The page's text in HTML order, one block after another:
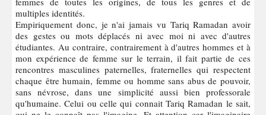
multiples identités.
Empiriquement donc, je n'ai jamais vu Tariq Ramadan avoir
des gestes ou mots déplacés ni avec moi ni avec d'autres
étudiantes. Au contraire, contrairement à d'autres hommes et à
mon expérience de femme sur le terrain, il fait partie de ces
rencontres masculines paternelles, fraternelles qui respectent
chaque être humain, femme ou homme sans abus de pouvoir,
sans névrose, dans une simplicité aussi bien professorale
qu'humaine. Celui ou celle qui connait Tariq Ramadan le sait,